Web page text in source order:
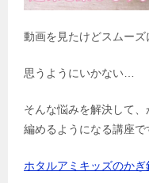
動画を見たけどスムーズ
思うようにいかない…
そんな悩みを解決して
編めるようになる講座で
ホタルアミキッズのか